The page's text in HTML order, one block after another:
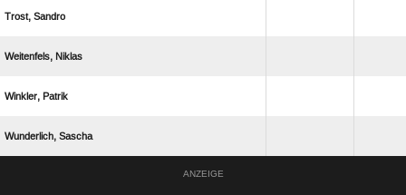
 
 
 
 
ANZEIGE